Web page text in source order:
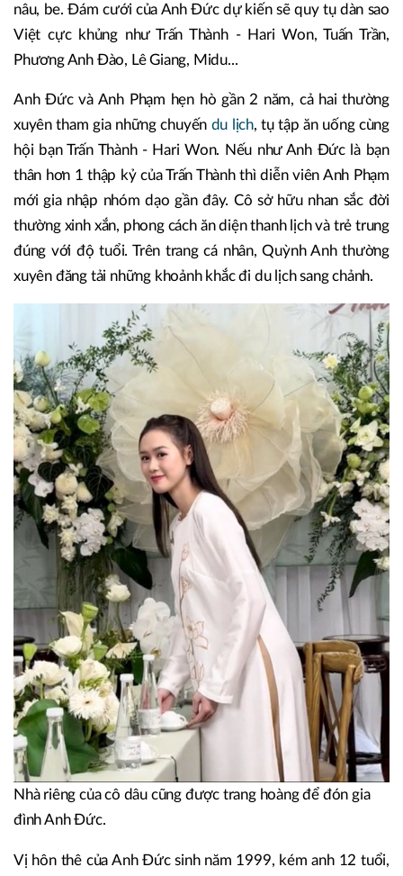
nâu, be. Đám cưới của Anh Đức dự kiến sẽ quy tụ dàn sao
Việt cực khủng như Trấn Thành - Hari Won, Tuấn Trần,
Phương Anh Đào, Lê Giang, Midu...
Anh Đức và Anh Phạm hẹn hò gần 2 năm, cả hai thường
xuyên tham gia những chuyến du lịch, tụ tập ăn uống cùng
hội bạn Trấn Thành - Hari Won. Nếu như Anh Đức là bạn
thân hơn 1 thập kỷ của Trấn Thành thì diễn viên Anh Phạm
mới gia nhập nhóm dạo gần đây. Cô sở hữu nhan sắc đời
thường xinh xắn, phong cách ăn diện thanh lịch và trẻ trung
đúng với độ tuổi. Trên trang cá nhân, Quỳnh Anh thường
xuyên đăng tải những khoảnh khắc đi du lịch sang chảnh.
Nhà riêng của cô dâu cũng được trang hoàng để đón gia
đình Anh Đức.
Vị hôn thê của Anh Đức sinh năm 1999, kém anh 12 tuổi,